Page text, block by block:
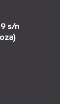
9 s/n